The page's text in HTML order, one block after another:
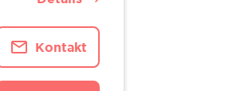
Kontakt